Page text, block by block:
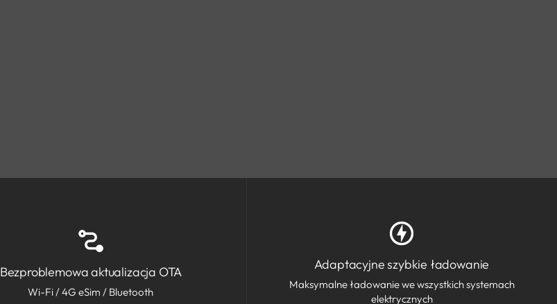
Bezproblemowa aktualizacja OTA
Wi-Fi / 4G eSim / Bluetooth
Adaptacyjne szybkie ładowanie
Maksymalne ładowanie we wszystkich systemach
elektrycznych